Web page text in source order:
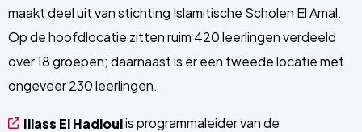
maakt deel uit van stichting Islamitische Scholen El Amal.
Op de hoofdlocatie zitten ruim 420 leerlingen verdeeld
over 18 groepen; daarnaast is er een tweede locatie met
ongeveer 230 leerlingen.
Iliass El Hadiouiis programmaleider van de